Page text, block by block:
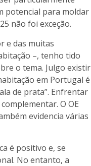
potencial para moldar
não foi exceção.
e das muitas
–, tenho tido
o tema. Julgo existir
em Portugal é
de prata”. Enfrentar
O OE
evidencia várias
é positivo e, se
No entanto, a